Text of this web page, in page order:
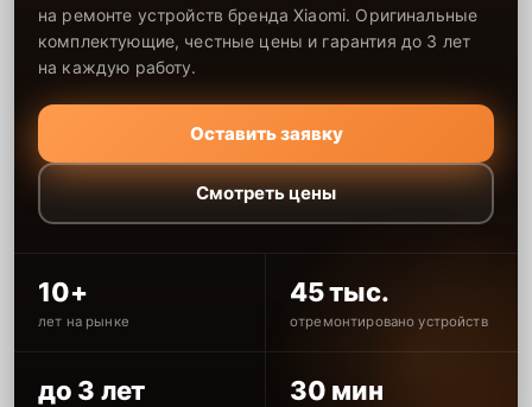
на ремонте устройств бренда Xiaomi. Оригинальные
комплектующие, честные цены и гарантия до 3 лет
на каждую работу.
Оставить заявку
Смотреть цены
10+
лет на рынке
45 тыс.
отремонтировано устройств
до 3 лет 30 мин